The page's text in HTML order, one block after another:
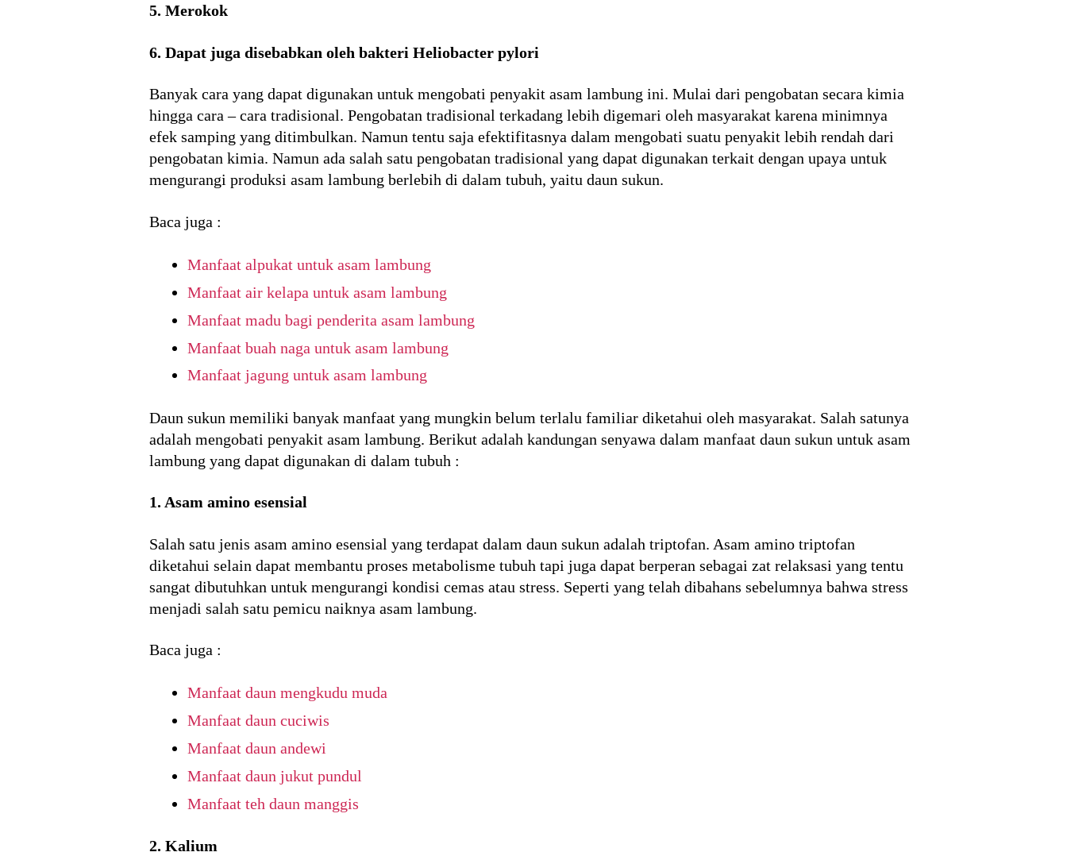
5. Merokok
6. Dapat juga disebabkan oleh bakteri Heliobacter pylori
Banyak cara yang dapat digunakan untuk mengobati penyakit asam lambung ini. Mulai dari pengobatan secara kimia
hingga cara – cara tradisional. Pengobatan tradisional terkadang lebih digemari oleh masyarakat karena minimnya
efek samping yang ditimbulkan. Namun tentu saja efektifitasnya dalam mengobati suatu penyakit lebih rendah dari
pengobatan kimia. Namun ada salah satu pengobatan tradisional yang dapat digunakan terkait dengan upaya untuk
mengurangi produksi asam lambung berlebih di dalam tubuh, yaitu daun sukun.
Baca juga :
Manfaat alpukat untuk asam lambung
Manfaat air kelapa untuk asam lambung
Manfaat madu bagi penderita asam lambung
Manfaat buah naga untuk asam lambung
Manfaat jagung untuk asam lambung
Daun sukun memiliki banyak manfaat yang mungkin belum terlalu familiar diketahui oleh masyarakat. Salah satunya
adalah mengobati penyakit asam lambung. Berikut adalah kandungan senyawa dalam manfaat daun sukun untuk asam
lambung yang dapat digunakan di dalam tubuh :
1. Asam amino esensial
Salah satu jenis asam amino esensial yang terdapat dalam daun sukun adalah triptofan. Asam amino triptofan
diketahui selain dapat membantu proses metabolisme tubuh tapi juga dapat berperan sebagai zat relaksasi yang tentu
sangat dibutuhkan untuk mengurangi kondisi cemas atau stress. Seperti yang telah dibahans sebelumnya bahwa stress
menjadi salah satu pemicu naiknya asam lambung.
Baca juga :
Manfaat daun mengkudu muda
Manfaat daun cuciwis
Manfaat daun andewi
Manfaat daun jukut pundul
Manfaat teh daun manggis
2. Kalium